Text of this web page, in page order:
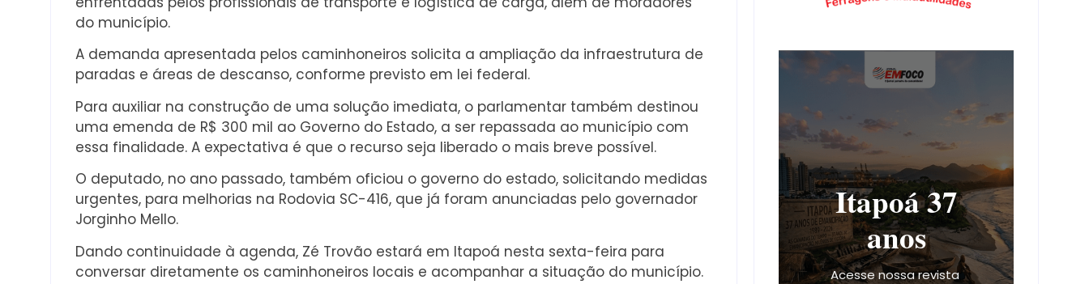
do município.
A demanda apresentada pelos caminhoneiros solicita a ampliação da infraestrutura de
paradas e áreas de descanso, conforme previsto em lei federal.
Para auxiliar na construção de uma solução imediata, o parlamentar também destinou
uma emenda de R$ 300 mil ao Governo do Estado, a ser repassada ao município com
essa finalidade. A expectativa é que o recurso seja liberado o mais breve possível.
O deputado, no ano passado, também oficiou o governo do estado, solicitando medidas
urgentes, para melhorias na Rodovia SC-416, que já foram anunciadas pelo governador
Jorginho Mello.
Dando continuidade à agenda, Zé Trovão estará em Itapoá nesta sexta-feira para
conversar diretamente os caminhoneiros locais e acompanhar a situação do município.
Itapoá 37
anos
Acesse nossa revista